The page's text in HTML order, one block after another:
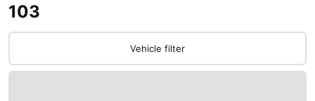
103
Vehicle filter